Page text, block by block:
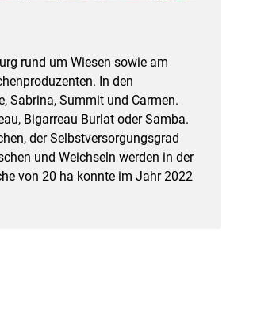
rund um Wiesen sowie am
In den
Sabrina, Summit und Carmen.
Bigarreau Burlat oder Samba.
der Selbstversorgungsgrad
und Weichseln werden in der
von 20 ha konnte im Jahr 2022